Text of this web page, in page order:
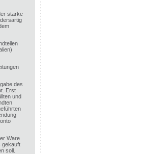
starke
des
Erst
und
Ware
gekauft
soll.